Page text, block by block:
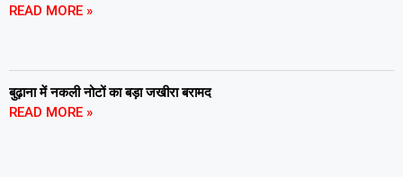
READ MORE »
बुढ़ाना में नकली नोटों का बड़ा जखीरा बरामद
READ MORE »